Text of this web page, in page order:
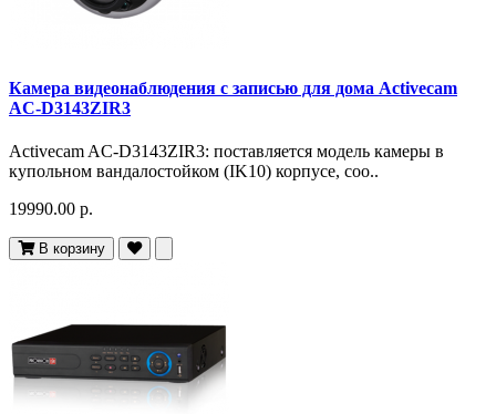
Камера видеонаблюдения с записью для дома Activecam
AC-D3143ZIR3
Activecam AC-D3143ZIR3: поставляется модель камеры в
купольном вандалостойком (IK10) корпусе, соо..
19990.00 р.
В корзину